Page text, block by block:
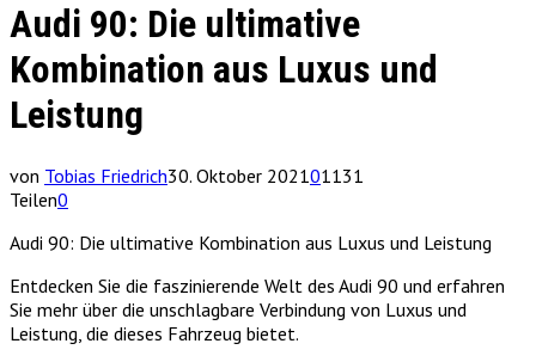
Audi 90: Die ultimative
Kombination aus Luxus und
Leistung
von Tobias Friedrich30. Oktober 202101131
Teilen0
Audi 90: Die ultimative Kombination aus Luxus und Leistung
Entdecken Sie die faszinierende Welt des Audi 90 und erfahren
Sie mehr über die unschlagbare Verbindung von Luxus und
Leistung, die dieses Fahrzeug bietet.